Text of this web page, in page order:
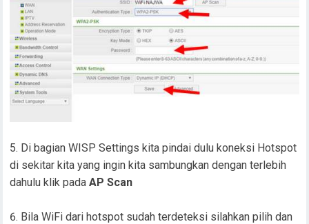
Di bagian WISP Settings kita pindai dulu koneksi Hotspot
di sekitar kita yang ingin kita sambungkan dengan terlebih
dahulu klik padaAP Scan
Bila WiFi dari hotspot sudah terdeteksi silahkan pilih dan